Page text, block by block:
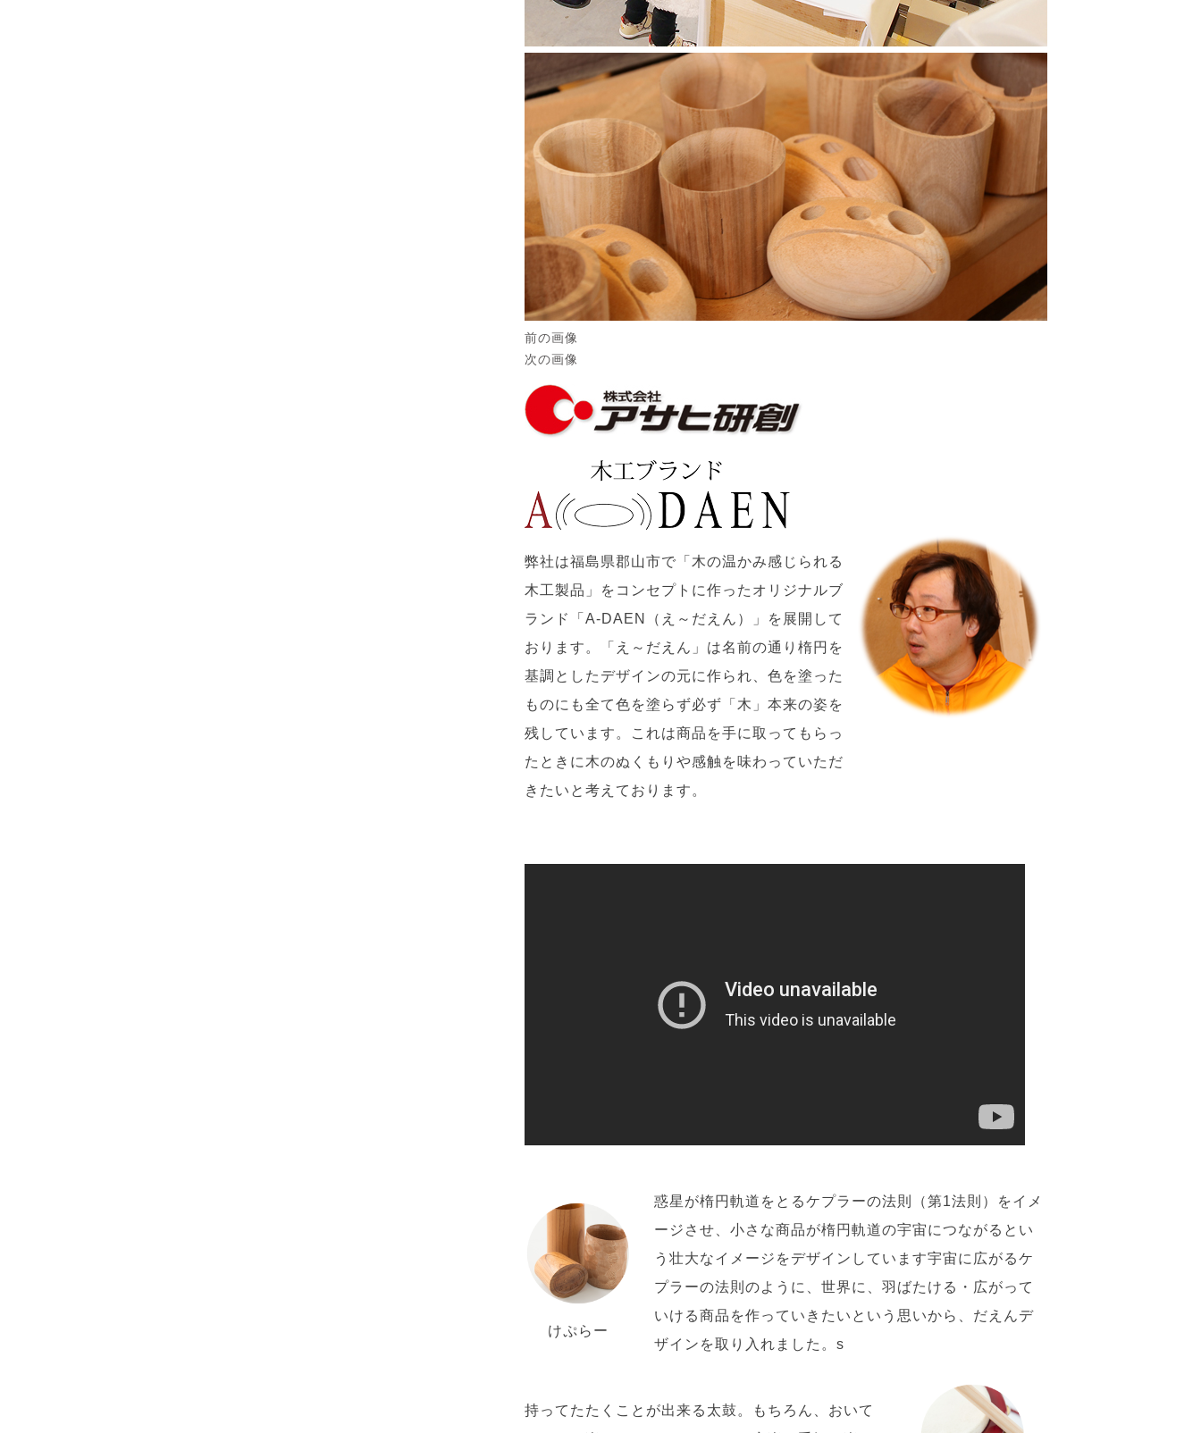
前の画像
次の画像
弊社は福島県郡山市で「木の温かみ感じられる
木工製品」をコンセプトに作ったオリジナルブ
ランド「A-DAEN（え～だえん）」を展開して
おります。「え～だえん」は名前の通り楕円を
基調としたデザインの元に作られ、色を塗った
ものにも全て色を塗らず必ず「木」本来の姿を
残しています。これは商品を手に取ってもらっ
たときに木のぬくもりや感触を味わっていただ
きたいと考えております。
けぷらー
惑星が楕円軌道をとるケプラーの法則（第1法則）をイメ
ージさせ、小さな商品が楕円軌道の宇宙につながるとい
う壮大なイメージをデザインしています宇宙に広がるケ
プラーの法則のように、世界に、羽ばたける・広がって
いける商品を作っていきたいという思いから、だえんデ
ザインを取り入れました。s
持ってたたくことが出来る太鼓。もちろん、おいて